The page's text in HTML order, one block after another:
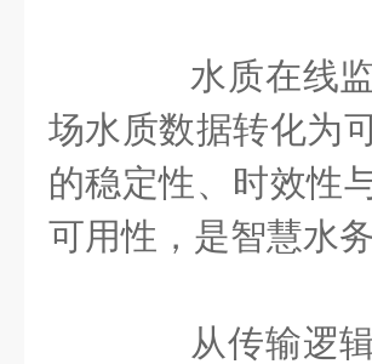
水质在线监
场水质数据转化为
的稳定性、时效性
可用性，是智慧水
从传输逻辑